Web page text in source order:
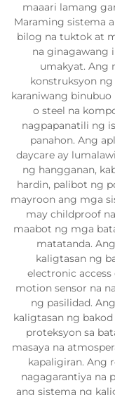
maaari lamang
Maraming sistema
bilog na tuktok at
na ginagawang
umakyat. Ang
konstruksyon ng
karaniwang
o steel na
nagpapanatili ng
panahon. Ang
daycare ay
ng hangganan,
hardin, palibot ng
mayroon ang mga
may childproof
maabot ng mga
matatanda.
kaligtasan ng
electronic
motion sensor na
ng pasilidad.
kaligtasan ng
proteksyon sa
masaya na
kapaligiran. Ang
nagagarantiya na
ang sistema ng